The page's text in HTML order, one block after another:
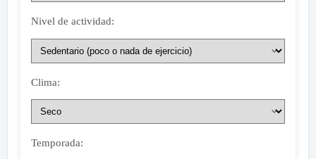
Nivel de actividad:
Clima:
Temporada: